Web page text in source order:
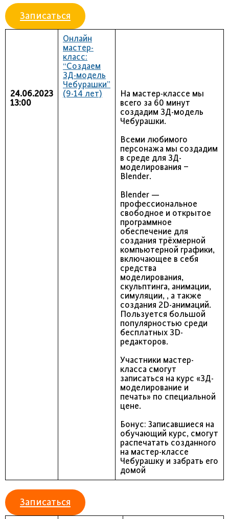
Записаться
24.06.2023
13:00
Онлайн
мастер-
класс:
“Создаем
3Д-модель
Чебурашки”
(9-14 лет)
На мастер-классе мы
всего за 60 минут
создадим 3Д-модель
Чебурашки.
Всеми любимого
персонажа мы создадим
в среде для 3Д-
моделирования –
Blender.
Blender —
профессиональное
свободное и открытое
программное
обеспечение для
создания трёхмерной
компьютерной графики,
включающее в себя
средства
моделирования,
скульптинга, анимации,
симуляции, , а также
создания 2D-анимаций.
Пользуется большой
популярностью среди
бесплатных 3D-
редакторов.
Участники мастер-
класса смогут
записаться на курс «3Д-
моделирование и
печать» по специальной
цене.
Бонус: Записавшиеся на
обучающий курс, смогут
распечатать созданного
на мастер-классе
Чебурашку и забрать его
домой
Записаться